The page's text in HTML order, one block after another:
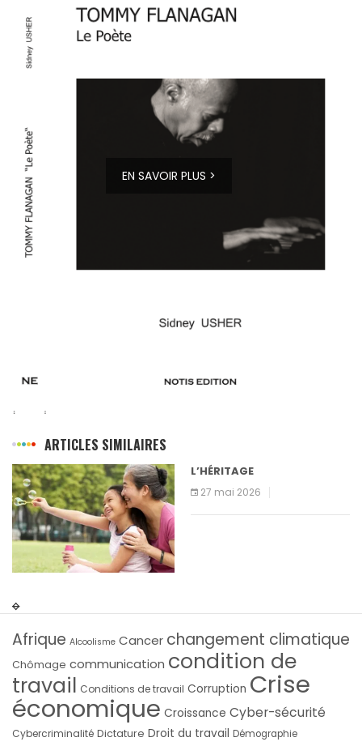
EN SAVOIR PLUS >
ARTICLES SIMILAIRES
L’HÉRITAGE
27 mai 2026
Afrique Alcoolisme Cancer changement climatique
Chômage communication condition de
travail Conditions de travail Corruption Crise
économique Croissance Cyber-sécurité
Cybercriminalité Dictature Droit du travail Démographie